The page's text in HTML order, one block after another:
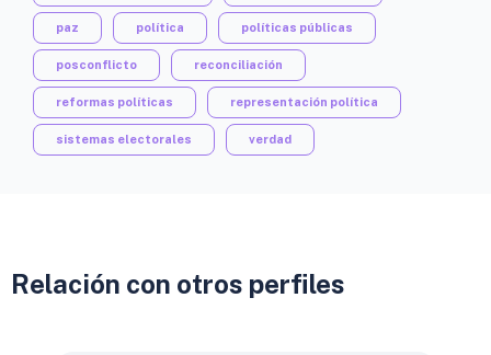
paz política políticas públicas
posconflicto reconciliación
reformas políticas representación política
sistemas electorales verdad
Relación con otros perfiles